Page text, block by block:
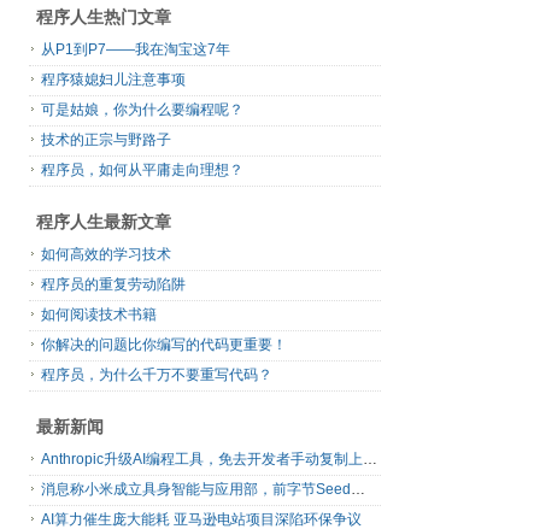
程序人生热门文章
从P1到P7——我在淘宝这7年
程序猿媳妇儿注意事项
可是姑娘，你为什么要编程呢？
技术的正宗与野路子
程序员，如何从平庸走向理想？
程序人生最新文章
如何高效的学习技术
程序员的重复劳动陷阱
如何阅读技术书籍
你解决的问题比你编写的代码更重要！
程序员，为什么千万不要重写代码？
最新新闻
Anthropic升级AI编程工具，免去开发者手动复制上下文
消息称小米成立具身智能与应用部，前字节Seed孔涛挂帅
AI算力催生庞大能耗 亚马逊电站项目深陷环保争议